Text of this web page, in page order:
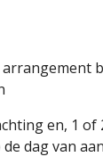
en, 1
dag van